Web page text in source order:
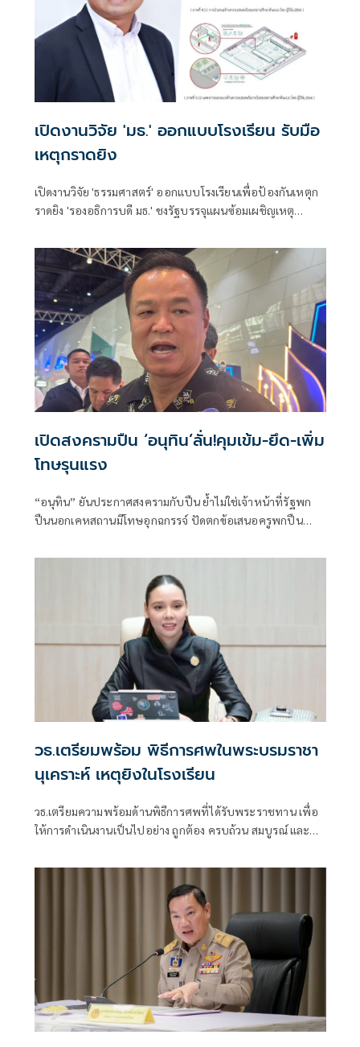
เปิดงานวิจัย 'มธ.' ออกแบบโรงเรียน รับมือ
เหตุกราดยิง
เปิดงานวิจัย 'ธรรมศาสตร์' ออกแบบโรงเรียนเพื่อป้องกันเหตุก
ราดยิง 'รองอธิการบดี มธ.' ชงรัฐบรรจุแผนซ้อมเผชิญเหตุ
เปิดสงครามปืน ‘อนุทิน’ลั่น!คุมเข้ม-ยึด-เพิ่ม
โทษรุนแรง
“อนุทิน” ยันประกาศสงครามกับปืน ย้ำไม่ใช่เจ้าหน้าที่รัฐพก
ปืนนอกเคหสถานมีโทษอุกฉกรรจ์ ปัดตกข้อเสนอครูพกปืน
เจ้าของเป็นผู้ต้องหาร่วม
วธ.เตรียมพร้อม พิธีการศพในพระบรมราชา
นุเคราะห์ เหตุยิงในโรงเรียน
วธ.เตรียมความพร้อมด้านพิธีการศพที่ได้รับพระราชทาน เพื่อ
ให้การดำเนินงานเป็นไปอย่าง ถูกต้อง ครบถ้วน สมบูรณ์ และสม